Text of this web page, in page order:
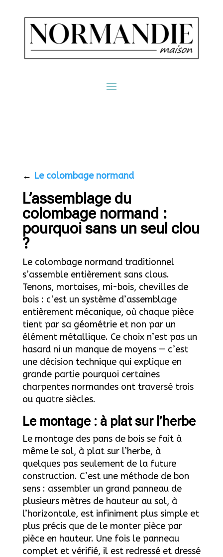
← Le colombage normand
L’assemblage du
colombage normand :
pourquoi sans un seul clou
?
Le colombage normand traditionnel
s’assemble entièrement sans clous.
Tenons, mortaises, mi-bois, chevilles de
bois : c’est un système d’assemblage
entièrement mécanique, où chaque pièce
tient par sa géométrie et non par un
élément métallique. Ce choix n’est pas un
hasard ni un manque de moyens — c’est
une décision technique qui explique en
grande partie pourquoi certaines
charpentes normandes ont traversé trois
ou quatre siècles.
Le montage : à plat sur l’herbe
Le montage des pans de bois se fait à
même le sol, à plat sur l’herbe, à
quelques pas seulement de la future
construction. C’est une méthode de bon
sens : assembler un grand panneau de
plusieurs mètres de hauteur au sol, à
l’horizontale, est infiniment plus simple et
plus précis que de le monter pièce par
pièce en hauteur. Une fois le panneau
complet et vérifié, il est redressé et dressé